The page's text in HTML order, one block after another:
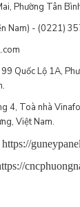
Phường Tân
Nam) - (0221)
99 Quốc Lộ 1A,
4, Toà nhà
Việt Nam.
https://